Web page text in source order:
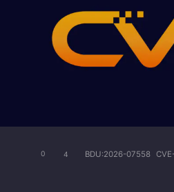
0 4 BDU:2026-07558